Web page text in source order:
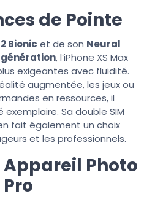
de Pointe
Bionic et de son Neural
génération, l’iPhone XS Max
exigeantes avec fluidité.
augmentée, les jeux ou
en ressources, il
Sa double SIM
fait également un choix
et les professionnels.
Appareil Photo